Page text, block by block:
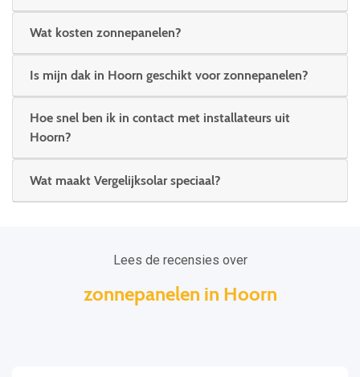
Wat kosten zonnepanelen?
Is mijn dak in Hoorn geschikt voor zonnepanelen?
Hoe snel ben ik in contact met installateurs uit
Hoorn?
Wat maakt Vergelijksolar speciaal?
Lees de recensies over
zonnepanelen in Hoorn